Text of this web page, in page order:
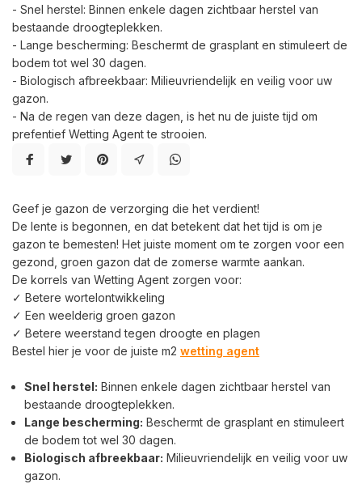
- Snel herstel: Binnen enkele dagen zichtbaar herstel van
bestaande droogteplekken.
- Lange bescherming: Beschermt de grasplant en stimuleert de
bodem tot wel 30 dagen.
- Biologisch afbreekbaar: Milieuvriendelijk en veilig voor uw
gazon.
- Na de regen van deze dagen, is het nu de juiste tijd om
prefentief Wetting Agent te strooien.
Geef je gazon de verzorging die het verdient!
De lente is begonnen, en dat betekent dat het tijd is om je
gazon te bemesten! Het juiste moment om te zorgen voor een
gezond, groen gazon dat de zomerse warmte aankan.
De korrels van Wetting Agent zorgen voor:
✓ Betere wortelontwikkeling
✓ Een weelderig groen gazon
✓ Betere weerstand tegen droogte en plagen
Bestel hier je voor de juiste m2 wetting agent
Snel herstel: Binnen enkele dagen zichtbaar herstel van
bestaande droogteplekken.
Lange bescherming: Beschermt de grasplant en stimuleert
de bodem tot wel 30 dagen.
Biologisch afbreekbaar: Milieuvriendelijk en veilig voor uw
gazon.